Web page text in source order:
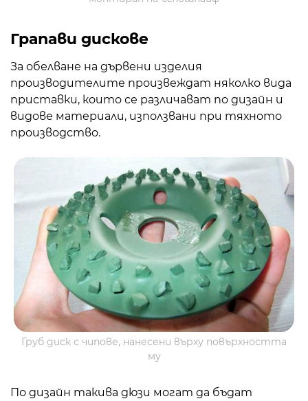
Грапави дискове
За обелване на дървени изделия
производителите произвеждат няколко вида
приставки, които се различават по дизайн и
видове материали, използвани при тяхното
производство.
Груб диск с чипове, нанесени върху повърхността
му
По дизайн такива дюзи могат да бъдат